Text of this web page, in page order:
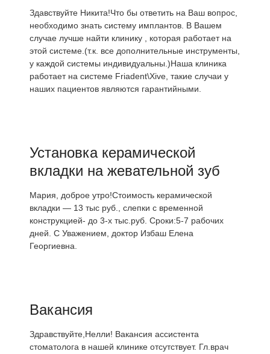
Здавствуйте Никита!Что бы ответить на Ваш вопрос,
необходимо знать систему имплантов. В Вашем
случае лучше найти клинику , которая работает на
этой системе.(т.к. все дополнительные инструменты,
у каждой системы индивидуальны.)Наша клиника
работает на системе Friadent\Xive, такие случаи у
наших пациентов являются гарантийными.
Установка керамической
вкладки на жевательной зуб
Мария, доброе утро!Стоимость керамической
вкладки — 13 тыс руб., слепки с временной
конструкцией- до 3-х тыс.руб. Сроки:5-7 рабочих
дней. С Уважением, доктор Избаш Елена
Георгиевна.
Вакансия
Здравствуйте,Нелли! Вакансия ассистента
стоматолога в нашей клинике отсутствует. Гл.врач